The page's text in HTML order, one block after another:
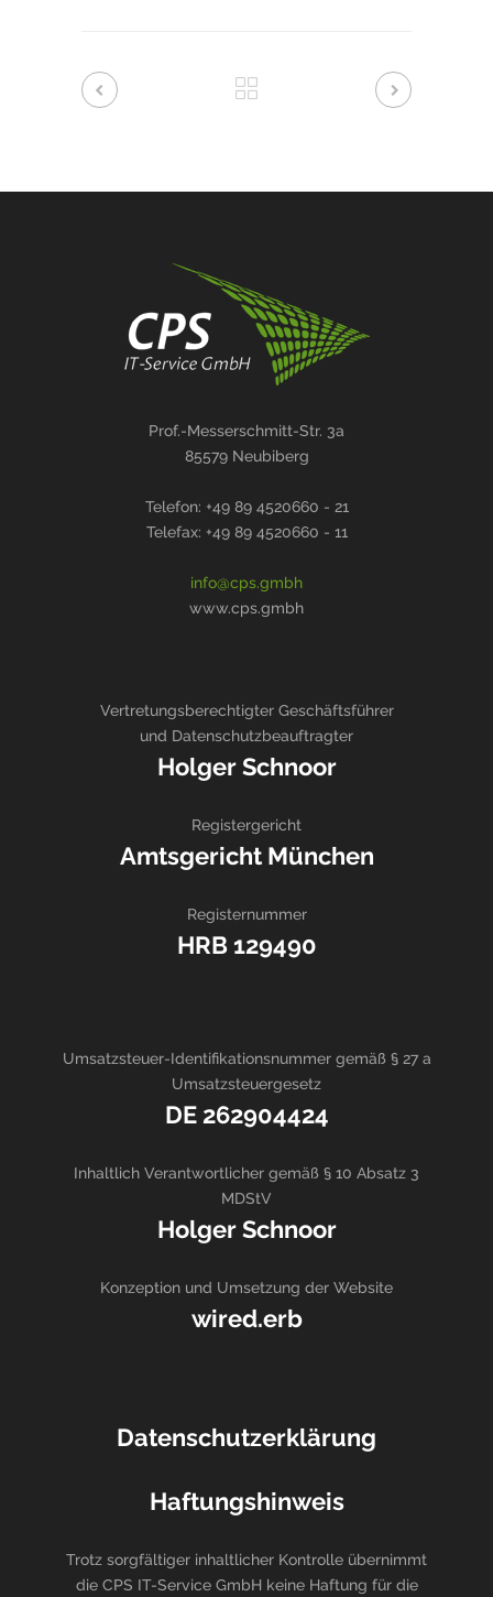
Prof.-Messerschmitt-Str. 3a
85579 Neubiberg
Telefon: +49 89 4520660 - 21
Telefax: +49 89 4520660 - 11
info@cps.gmbh
www.cps.gmbh
Vertretungsberechtigter Geschäftsführer
und Datenschutzbeauftragter
Holger Schnoor
Registergericht
Amtsgericht München
Registernummer
HRB 129490
Umsatzsteuer-Identifikationsnummer gemäß § 27 a
Umsatzsteuergesetz
DE 262904424
Inhaltlich Verantwortlicher gemäß § 10 Absatz 3
MDStV
Holger Schnoor
Konzeption und Umsetzung der Website
wired.erb
Datenschutzerklärung
Haftungshinweis
Trotz sorgfältiger inhaltlicher Kontrolle übernimmt
die CPS IT-Service GmbH keine Haftung für die